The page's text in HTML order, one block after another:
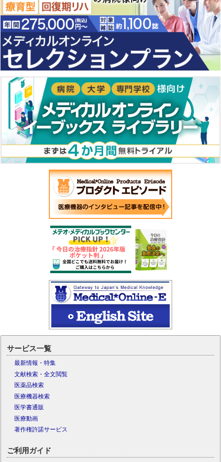
サービス一覧
最新情報・特集
文献検索・全文閲覧
医薬品検索
医療機器検索
医学書通販
医療動画
著作権許諾サービス
ご利用ガイド